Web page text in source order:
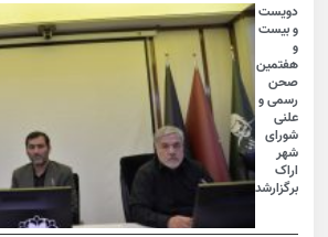
دویست
و بیست
هفتمین
صحن
رسمی و
علنی
شورای
شهر
اراک
برگزارشد